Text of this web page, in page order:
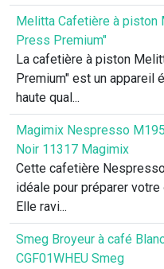
Melitta Cafetière à piston
Press Premium"
La cafetière à piston
Premium" est un appareil
haute qual...
Magimix Nespresso
Noir 11317 Magimix
Cette cafetière
idéale pour préparer
Elle ravi...
Smeg Broyeur à café
CGF01WHEU Smeg